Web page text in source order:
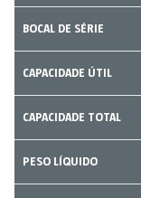
BOCAL DE SÉRIE
CAPACIDADE ÚTIL
CAPACIDADE TOTAL
PESO LÍQUIDO